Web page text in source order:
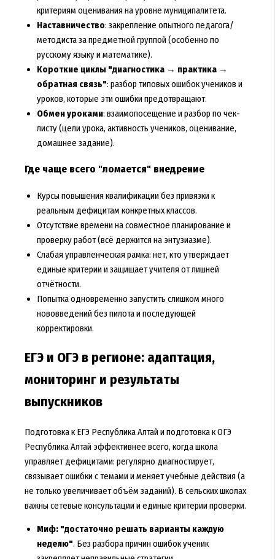
критериям оценивания на уровне муниципалитета.
Наставничество: закрепление опытного педагога/
методиста за предметной группой (особенно по
русскому языку и математике).
Короткие циклы "диагностика → практика →
обратная связь": разбор типовых ошибок учеников и
уроков, которые эти ошибки предотвращают.
Обмен уроками: взаимопосещение и разбор по чек-
листу (цели урока, активность учеников, оценивание,
домашнее задание).
Где чаще всего "ломается" внедрение
Курсы повышения квалификации без привязки к
реальным дефицитам конкретных классов.
Отсутствие времени на совместное планирование и
проверку работ (всё держится на энтузиазме).
Слабая управленческая рамка: нет, кто утверждает
единые критерии и защищает учителя от лишней
отчётности.
Попытка одновременно запустить слишком много
нововведений без пилота и последующей
корректировки.
ЕГЭ и ОГЭ в регионе: адаптация,
мониторинг и результаты
выпускников
Подготовка к ЕГЭ Республика Алтай и подготовка к ОГЭ
Республика Алтай эффективнее всего, когда школа
управляет дефицитами: регулярно диагностирует,
связывает ошибки с темами и меняет учебные действия (а
не только увеличивает объём заданий). В сельских школах
важны сетевые консультации и единые критерии проверки.
Миф: "достаточно решать варианты каждую
неделю". Без разбора причин ошибок ученик